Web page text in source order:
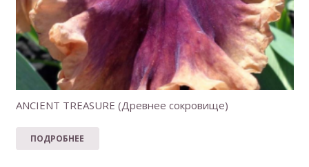
ANCIENT TREASURE (Древнее сокровище)
ПОДРОБНЕЕ